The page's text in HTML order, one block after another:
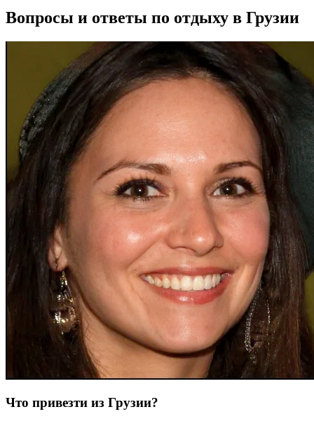
Вопросы и ответы по отдыху в Грузии
Что привезти из Грузии?